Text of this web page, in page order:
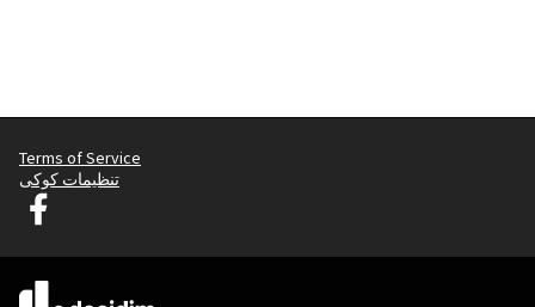
Terms of Service
تنظیمات کوکی
دسیدیم لیوبلیانا در فیس بوک